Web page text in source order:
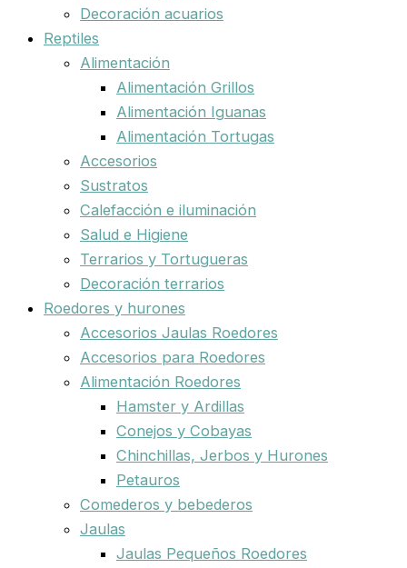
Decoración acuarios
Reptiles
Alimentación
Alimentación Grillos
Alimentación Iguanas
Alimentación Tortugas
Accesorios
Sustratos
Calefacción e iluminación
Salud e Higiene
Terrarios y Tortugueras
Decoración terrarios
Roedores y hurones
Accesorios Jaulas Roedores
Accesorios para Roedores
Alimentación Roedores
Hamster y Ardillas
Conejos y Cobayas
Chinchillas, Jerbos y Hurones
Petauros
Comederos y bebederos
Jaulas
Jaulas Pequeños Roedores